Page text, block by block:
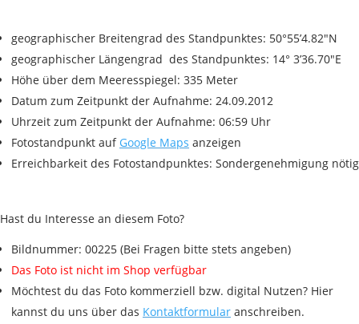
geographischer Breitengrad des Standpunktes: 50°55’4.82″N
geographischer Längengrad des Standpunktes: 14° 3’36.70″E
Höhe über dem Meeresspiegel: 335 Meter
Datum zum Zeitpunkt der Aufnahme: 24.09.2012
Uhrzeit zum Zeitpunkt der Aufnahme: 06:59 Uhr
Fotostandpunkt auf Google Maps anzeigen
Erreichbarkeit des Fotostandpunktes: Sondergenehmigung nötig
Hast du Interesse an diesem Foto?
Bildnummer: 00225 (Bei Fragen bitte stets angeben)
Das Foto ist nicht im Shop verfügbar
Möchtest du das Foto kommerziell bzw. digital Nutzen? Hier
kannst du uns über das Kontaktformular anschreiben.